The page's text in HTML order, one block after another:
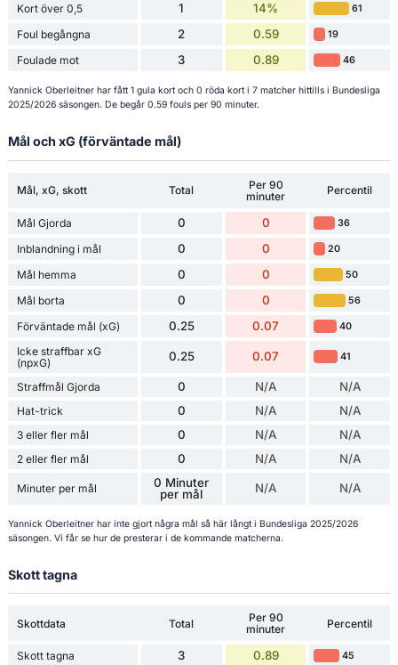
Kort över 0,5 1 14% 61
Foul begångna 2 0.59 19
Foulade mot 3 0.89 46
Yannick Oberleitner har fått 1 gula kort och 0 röda kort i 7 matcher hittills i Bundesliga
2025/2026 säsongen. De begår 0.59 fouls per 90 minuter.
Mål och xG (förväntade mål)
Mål, xG, skott Total
Per 90
minuter
Percentil
Mål Gjorda 0 0 36
Inblandning i mål 0 0 20
Mål hemma 0 0 50
Mål borta 0 0 56
Förväntade mål (xG) 0.25 0.07 40
Icke straffbar xG
(npxG)
0.25 0.07 41
Straffmål Gjorda 0 N/A N/A
Hat-trick 0 N/A N/A
3 eller fler mål 0 N/A N/A
2 eller fler mål 0 N/A N/A
Minuter per mål
0 Minuter
per mål
N/A N/A
Yannick Oberleitner har inte gjort några mål så här långt i Bundesliga 2025/2026
säsongen. Vi får se hur de presterar i de kommande matcherna.
Skott tagna
Skottdata Total
Per 90
minuter
Percentil
Skott tagna 3 0.89 45